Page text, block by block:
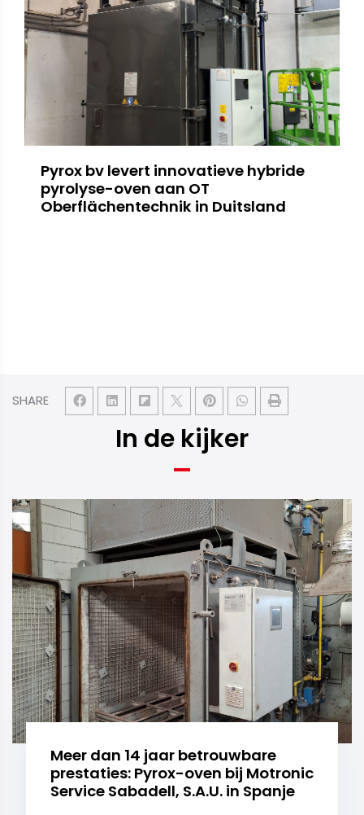
SHARE
Pyrox bv levert innovatieve hybride
pyrolyse-oven aan OT
Oberflächentechnik in Duitsland
In de kijker
Meer dan 14 jaar betrouwbare
prestaties: Pyrox-oven bij Motronic
Service Sabadell, S.A.U. in Spanje